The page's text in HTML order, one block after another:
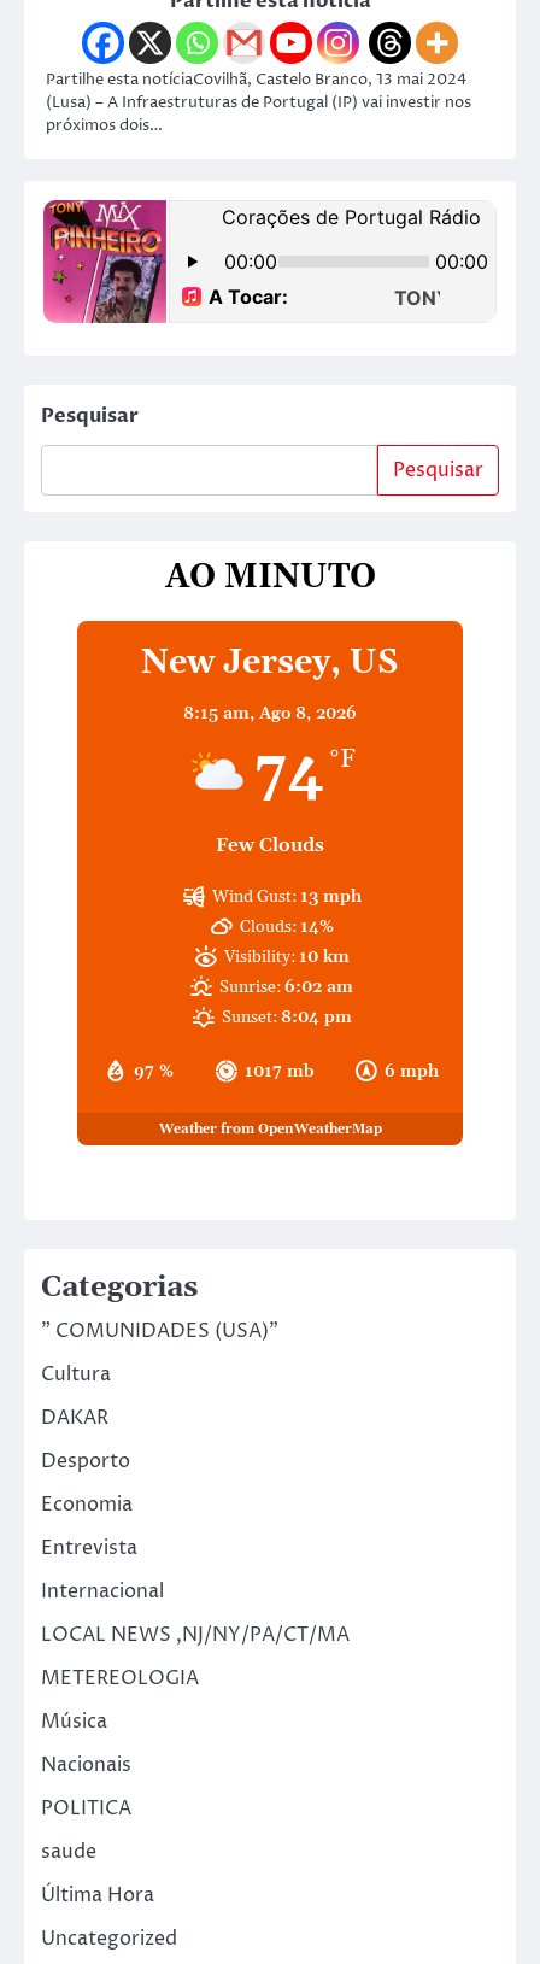
Partilhe esta notíciaCovilhã, Castelo Branco, 13 mai 2024
(Lusa) – A Infraestruturas de Portugal (IP) vai investir nos
próximos dois…
Pesquisar
Pesquisar
AO MINUTO
New Jersey, US
8:15 am, Ago 8, 2026
74 °F
Few Clouds
97 % 1017 mb 6 mph
Wind Gust: 13 mph
Clouds: 14%
Visibility: 10 km
Sunrise:6:02 am
Sunset:8:04 pm
Weather from OpenWeatherMap
Categorias
" COMUNIDADES (USA)"
Cultura
DAKAR
Desporto
Economia
Entrevista
Internacional
LOCAL NEWS ,NJ/NY/PA/CT/MA
METEREOLOGIA
Música
Nacionais
POLITICA
saude
Última Hora
Uncategorized